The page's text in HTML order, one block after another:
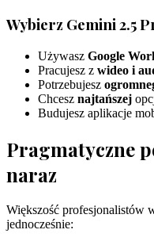
Wybierz Gemini 2.5
Używasz Google
Pracujesz z wideo i
Potrzebujesz
Chcesz najtańszej
Budujesz aplikacje
Pragmatyczne
naraz
Większość profesjonalistów
jednocześnie: